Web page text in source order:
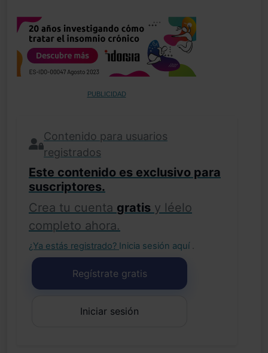
PUBLICIDAD
Contenido para usuarios
registrados
Este contenido es exclusivo para
suscriptores.
Crea tu cuenta gratis y léelo
completo ahora.
¿Ya estás registrado? Inicia sesión aquí .
Regístrate gratis
Iniciar sesión